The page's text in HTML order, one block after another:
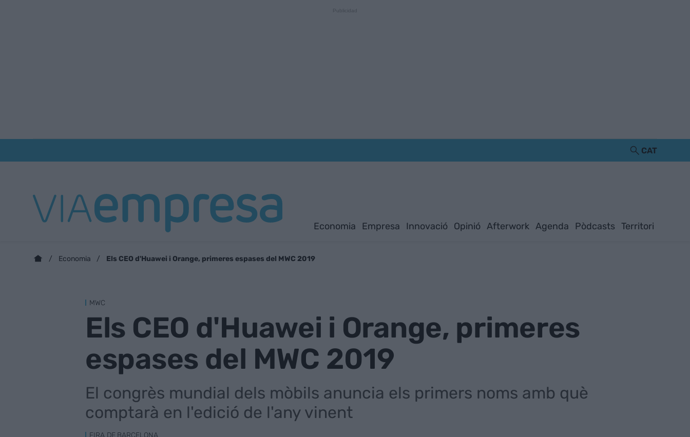
CAT
Economia Empresa Innovació Opinió Afterwork Agenda Pòdcasts Territori
Economia Els CEO d'Huawei i Orange, primeres espases del MWC 2019
MWC
Els CEO d'Huawei i Orange, primeres
espases del MWC 2019
El congrès mundial dels mòbils anuncia els primers noms amb què
comptarà en l'edició de l'any vinent
FIRA DE BARCELONA